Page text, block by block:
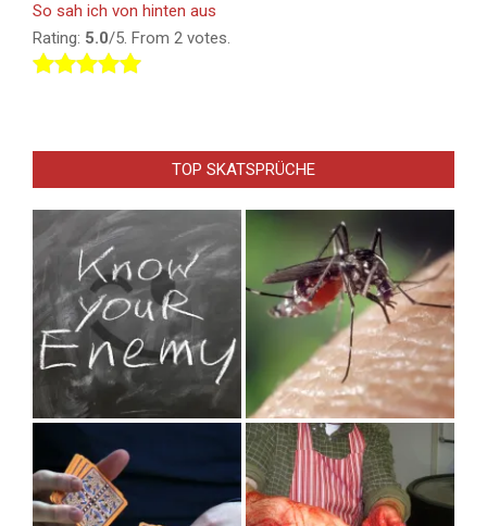
So sah ich von hinten aus
Rating: 5.0/5. From 2 votes.
TOP SKATSPRÜCHE